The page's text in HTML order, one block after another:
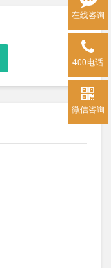
在线咨询
400电话
微信咨询